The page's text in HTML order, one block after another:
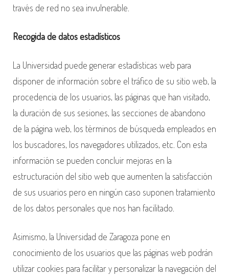
través de red no sea invulnerable.
Recogida de datos estadísticos
La Universidad puede generar estadísticas web para
disponer de información sobre el tráfico de su sitio web, la
procedencia de los usuarios, las páginas que han visitado,
la duración de sus sesiones, las secciones de abandono
de la página web, los términos de búsqueda empleados en
los buscadores, los navegadores utilizados, etc. Con esta
información se pueden concluir mejoras en la
estructuración del sitio web que aumenten la satisfacción
de sus usuarios pero en ningún caso suponen tratamiento
de los datos personales que nos han facilitado.
Asimismo, la Universidad de Zaragoza pone en
conocimiento de los usuarios que las páginas web podrán
utilizar cookies para facilitar y personalizar la navegación del